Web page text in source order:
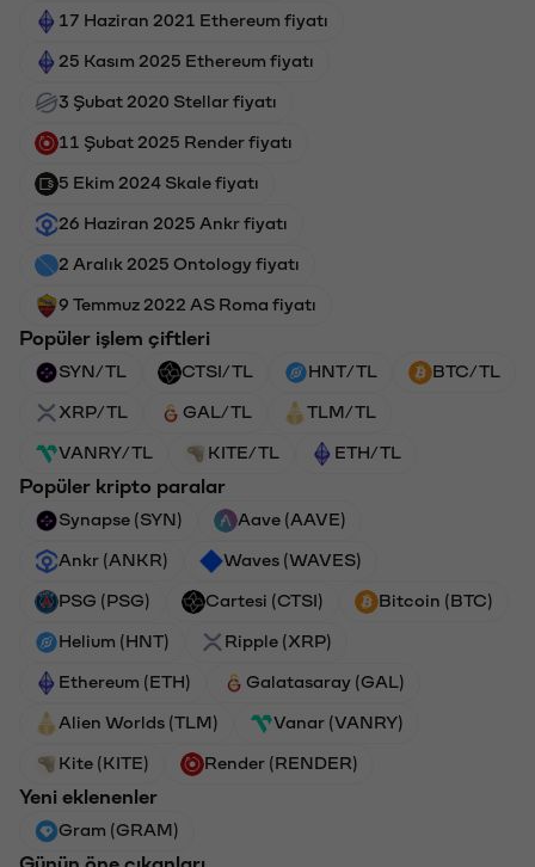
17 Haziran 2021 Ethereum fiyatı
25 Kasım 2025 Ethereum fiyatı
3 Şubat 2020 Stellar fiyatı
11 Şubat 2025 Render fiyatı
5 Ekim 2024 Skale fiyatı
26 Haziran 2025 Ankr fiyatı
2 Aralık 2025 Ontology fiyatı
9 Temmuz 2022 AS Roma fiyatı
Popüler işlem çiftleri
SYN/TL CTSI/TL HNT/TL BTC/TL
XRP/TL GAL/TL TLM/TL
VANRY/TL KITE/TL ETH/TL
Popüler kripto paralar
Synapse (SYN) Aave (AAVE)
Ankr (ANKR) Waves (WAVES)
PSG (PSG) Cartesi (CTSI) Bitcoin (BTC)
Helium (HNT) Ripple (XRP)
Ethereum (ETH) Galatasaray (GAL)
Alien Worlds (TLM) Vanar (VANRY)
Kite (KITE) Render (RENDER)
Yeni eklenenler
Gram (GRAM)